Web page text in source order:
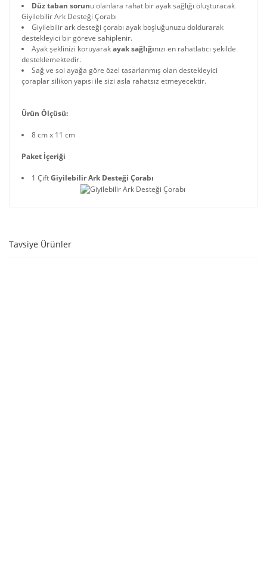
Düz taban sorunu olanlara rahat bir ayak sağlığı oluşturacak
Giyilebilir Ark Desteği Çorabı
Giyilebilir ark desteği çorabı ayak boşluğunuzu doldurarak
destekleyici bir göreve sahiplenir.
Ayak şeklinizi koruyarakayak sağlığınızı en rahatlatıcı şekilde
desteklemektedir.
Sağ ve sol ayağa göre özel tasarlanmış olan destekleyici
çoraplar silikon yapısı ile sizi asla rahatsız etmeyecektir.
Ürün Ölçüsü:
8 cm x 11 cm
Paket İçeriği
1 ÇiftGiyilebilir Ark Desteği Çorabı
Tavsiye Ürünler